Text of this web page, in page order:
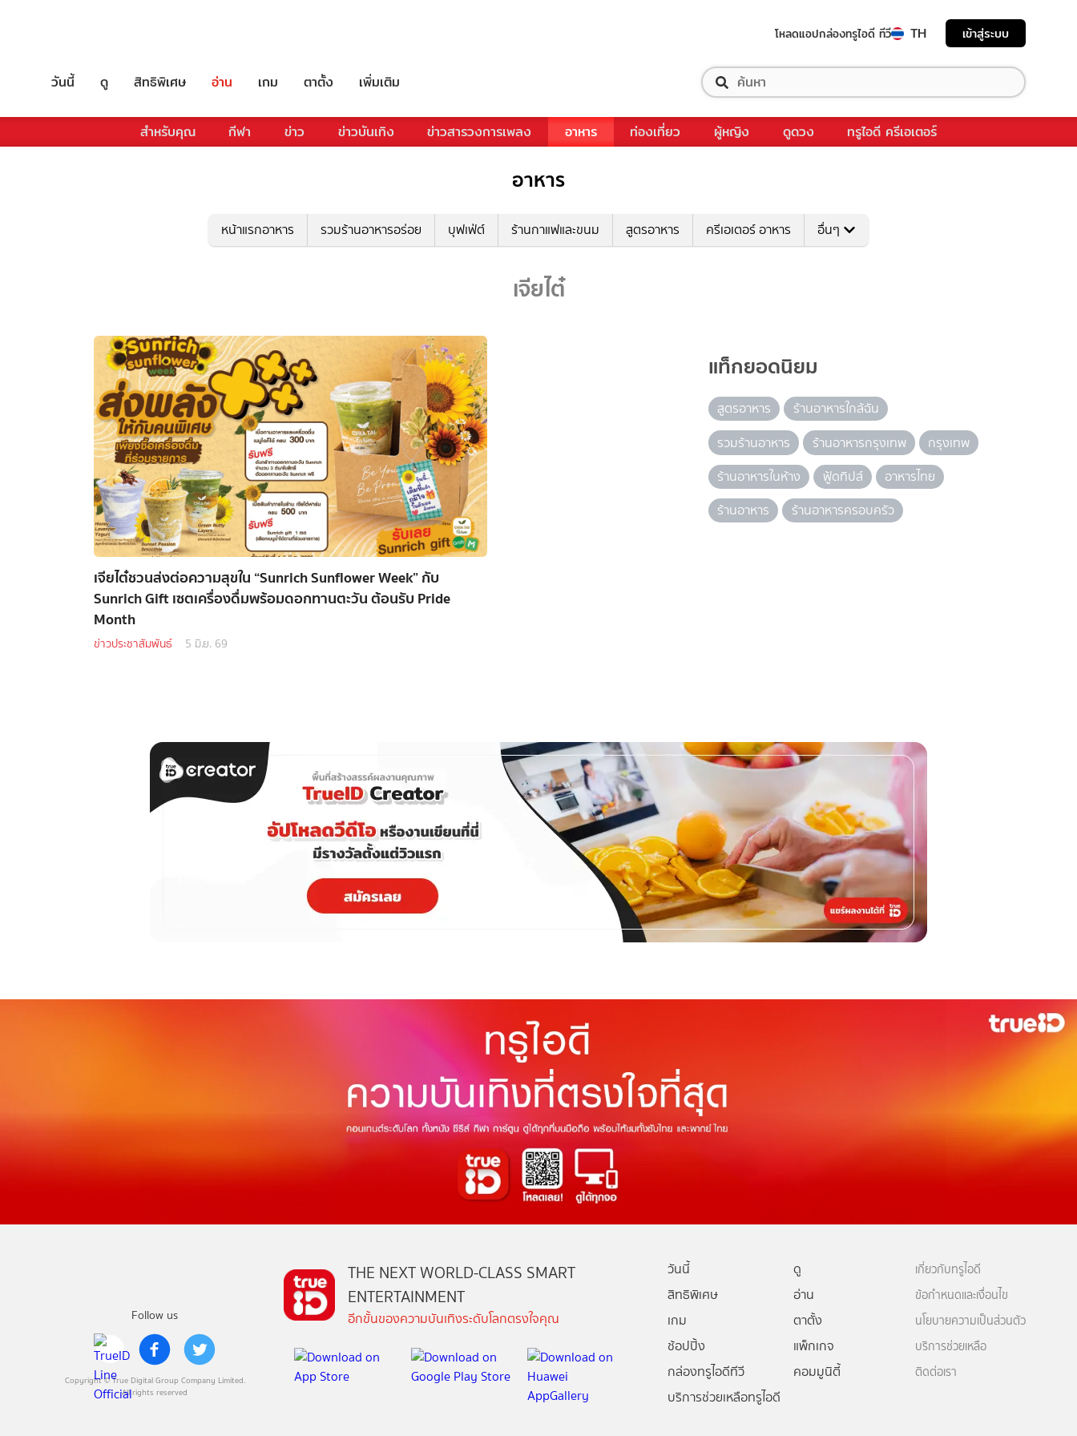
โหลดแอปกล่องทรูไอดี ทีวี TH เข้าสู่ระบบ
วันนี้ ดู สิทธิพิเศษ อ่าน เกม ตาตั้ง เพิ่มเติม
สำหรับคุณ กีฬา ข่าว ข่าวบันเทิง ข่าวสารวงการเพลง อาหาร ท่องเที่ยว ผู้หญิง ดูดวง ทรูไอดี ครีเอเตอร์
อาหาร
หน้าแรกอาหาร รวมร้านอาหารอร่อย บุฟเฟ่ต์ ร้านกาแฟและขนม สูตรอาหาร ครีเอเตอร์ อาหาร อื่นๆ
เจียไต๋
เจียไต๋ชวนส่งต่อความสุขใน “Sunrich Sunflower Week” กับ
Sunrich Gift เซตเครื่องดื่มพร้อมดอกทานตะวัน ต้อนรับ Pride
Month
ข่าวประชาสัมพันธ์ 5 มิ.ย. 69
แท็กยอดนิยม
สูตรอาหาร
ร้านอาหารใกล้ฉัน
รวมร้านอาหาร
ร้านอาหารกรุงเทพ
กรุงเทพ
ร้านอาหารในห้าง
ฟู้ดทิปส์
อาหารไทย
ร้านอาหาร
ร้านอาหารครอบครัว
Follow us
Copyright © True Digital Group Company Limited.
All rights reserved
THE NEXT WORLD-CLASS SMART
ENTERTAINMENT
อีกขั้นของความบันเทิงระดับโลกตรงใจคุณ
วันนี้
ดู
สิทธิพิเศษ
อ่าน
เกม
ตาตั้ง
ช้อปปิ้ง
แพ็กเกจ
กล่องทรูไอดีทีวี
คอมมูนิตี้
บริการช่วยเหลือทรูไอดี
เกี่ยวกับทรูไอดี
ข้อกำหนดและเงื่อนไข
นโยบายความเป็นส่วนตัว
บริการช่วยเหลือ
ติดต่อเรา